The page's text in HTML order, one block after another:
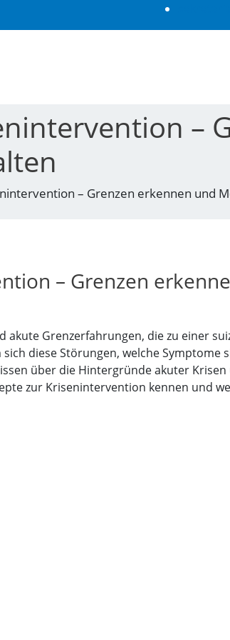
–
– Grenzen erkennen und
– Grenzen
akute Grenzerfahrungen, die zu einer
diese Störungen, welche
über die Hintergründe akuter
zur Krisenintervention kennen und